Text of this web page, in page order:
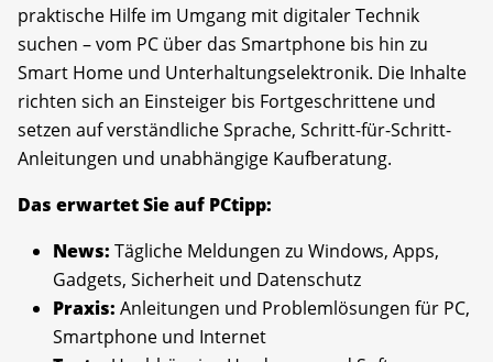
praktische Hilfe im Umgang mit digitaler Technik
suchen – vom PC über das Smartphone bis hin zu
Smart Home und Unterhaltungselektronik. Die Inhalte
richten sich an Einsteiger bis Fortgeschrittene und
setzen auf verständliche Sprache, Schritt-für-Schritt-
Anleitungen und unabhängige Kaufberatung.
Das erwartet Sie auf PCtipp:
News: Tägliche Meldungen zu Windows, Apps,
Gadgets, Sicherheit und Datenschutz
Praxis: Anleitungen und Problemlösungen für PC,
Smartphone und Internet